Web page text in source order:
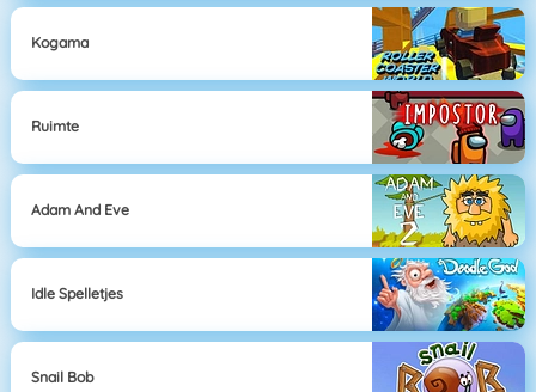
Kogama
Ruimte
Adam And Eve
Idle Spelletjes
Snail Bob